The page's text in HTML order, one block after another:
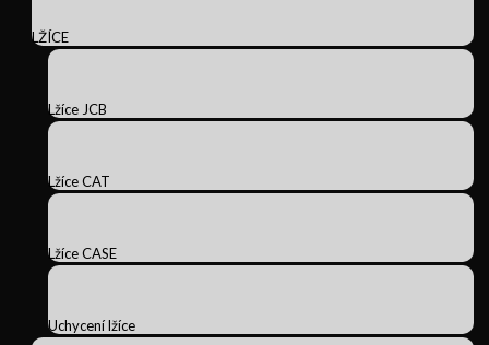
LŽÍCE
Lžíce JCB
Lžíce CAT
Lžíce CASE
Uchycení lžíce